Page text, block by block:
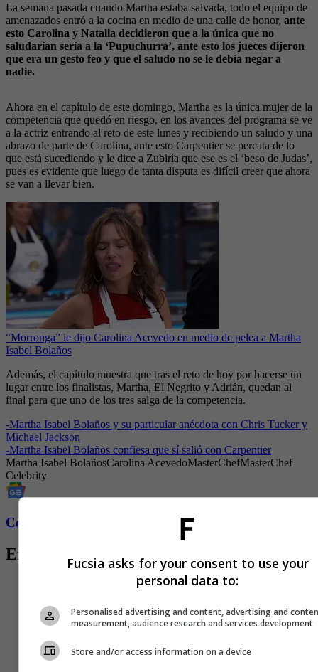
La semana pasada cuando Martha estaba salvada, todo el equipo de
amenazados entró a la cocina en medio de una calle de honor, ante
esto Carolina y Natalia decidieron que a la única que no
saludarían sería a la ‘Pupuchurra’, ante esto los jueces dijeron
que era un gesto feo y que el saludo no se le debía negar a
nadie.
Ahora en el capítulo de este domingo, Martha es la única mujer de la
competencia que quedó en riesgo, en los avances del programa se ve
a la actriz entrando al reto de este lunes y recibiendo un saludo y una
abrazo de parte de Carolina, ante esto Carpentier se percata de lo
que está sucediendo y le dice a Zubiría que ese es el ‘beso de Judas’,
pues es evidente que luego de tanta disputa es difícil creer que ahora
se van a llevar bien.
“Morronga” le dijo Carolina Acevedo en medio de pelea a Martha
Isabel Bolaños
Además, el capítulo muestra que tras el reto de hoy por hacerse un
lugar entre los finalistas, Martha, El Negrito y Adrián, quedan al
final para que uno de los tres salga de la competencia.
-Martha Isabel Bolaños y su particular anécdota con Chris Tucker y
Michael Jackson
-Martha Isabel Bolaños confiesa que sí salió con Carpentier
Martha Isabel BolañosCarolina AcevedoMasterChefMasterChef
Celebrity
Conozca más de Fucsia aquí
Entradas relacionadas
Fucsia asks for your consent to use your
personal data to:
Personalised advertising and content, advertising and
measurement, audience research and services development
Store and/or access information on a device